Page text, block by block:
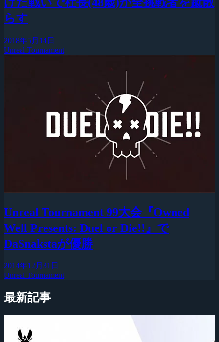
らす
2018年5月14日
Unreal Tournament
Unreal Tournament 99大会『Owned
Well Presents: Duel or Die!!』で
DaSnakstaが優勝
2014年12月31日
Unreal Tournament
最新記事